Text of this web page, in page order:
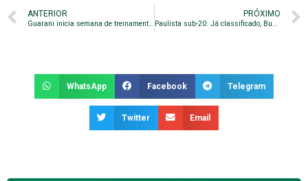
ANTERIOR
Guarani inicia semana de treinamentos para duelo contra o Grêmio
PRÓXIMO
Paulista sub-20: Já classificado, Bugre perde invencibilidade na segunda fase
WhatsApp Facebook Telegram
Twitter Email